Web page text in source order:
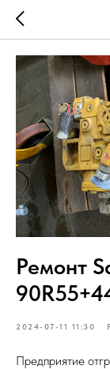
Ремонт
2024-07-11 11:30
Предприятие